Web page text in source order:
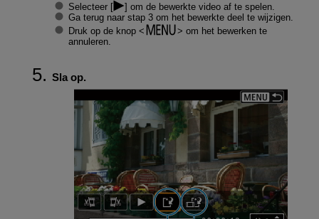
Selecteer [
] om de bewerkte video af te spelen.
Ga terug naar stap 3 om het bewerkte deel te wijzigen.
Druk op de knop
om het bewerken te
annuleren.
Sla op.